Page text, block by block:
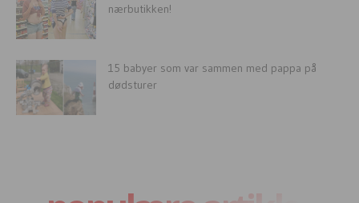
nærbutikken!
15 babyer som var sammen med pappa på
dødsturer